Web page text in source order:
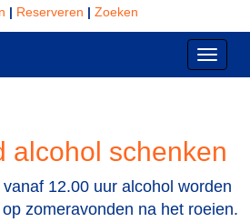
| Reserveren | Zoeken
alcohol schenken
12.00 uur alcohol worden
zomeravonden na het roeien.